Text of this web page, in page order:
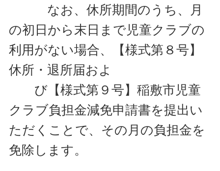
なお、休所期間のうち、月
の初日から末日まで児童クラブの
利用がない場合、【様式第８号】
休所・退所届およ
び【様式第９号】稲敷市児童
クラブ負担金減免申請書を提出い
ただくことで、その月の負担金を
免除します。